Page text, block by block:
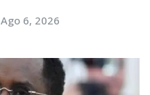
Ago 6, 2026